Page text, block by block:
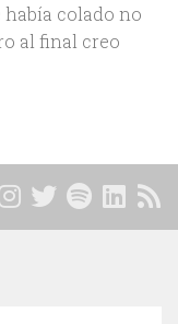
había colado no
al final creo